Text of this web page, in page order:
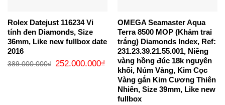
Rolex Datejust 116234 Vi
tính đen Diamonds, Size
36mm, Like new fullbox date
2016
389.000.000₫
Giá
gốc
252.000.000₫Giá
hiện
252.000.000₫.
OMEGA Seamaster Aqua
Terra 8500 MOP (Khảm trai
trắng) Diamonds Index, Ref:
231.23.39.21.55.001, Niềng
vàng hồng đúc 18k nguyên
khối, Núm Vàng, Kim Cọc
Vàng gắn Kim Cương Thiên
Nhiên, Size 39mm, Like new
fullbox